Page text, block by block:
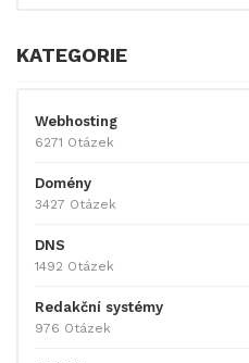
KATEGORIE
Webhosting
6271 Otázek
Domény
3427 Otázek
DNS
1492 Otázek
Redakční systémy
976 Otázek